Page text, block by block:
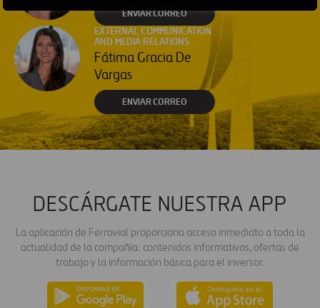
ENVIAR CORREO
EXTERNAL COMMUNICATION
AND MEDIA RELATIONS
Fátima Gracia De
Vargas
ENVIAR CORREO
DESCÁRGATE NUESTRA APP
La aplicación de Ferrovial proporciona acceso inmediato a toda la
actualidad de la compañía: contenidos informativos, ofertas de
trabajo y la información básica para el inversor.